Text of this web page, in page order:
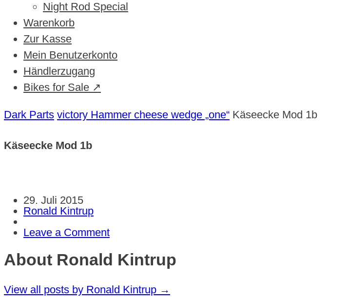
Night Rod Special
Warenkorb
Zur Kasse
Mein Benutzerkonto
Händlerzugang
Bikes for Sale ↗
Dark Parts victory Hammer cheese wedge „one“ Käseecke Mod 1b
Käseecke Mod 1b
29. Juli 2015
Ronald Kintrup
Leave a Comment
About Ronald Kintrup
View all posts by Ronald Kintrup →